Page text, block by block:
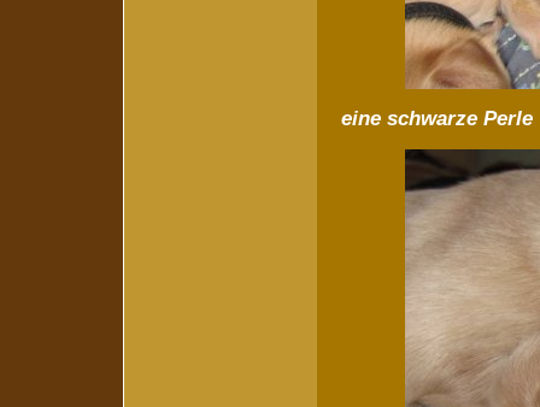
eine schwarze